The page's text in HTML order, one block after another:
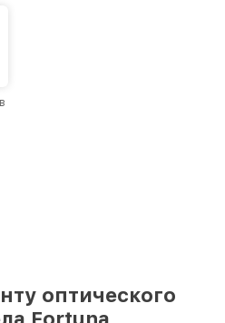
оптического